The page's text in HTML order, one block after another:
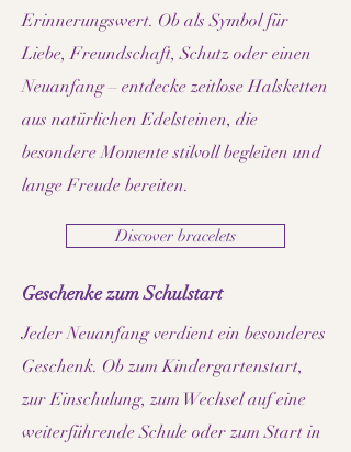
Erinnerungswert. Ob als Symbol für
Liebe, Freundschaft, Schutz oder einen
Neuanfang – entdecke zeitlose Halsketten
aus natürlichen Edelsteinen, die
besondere Momente stilvoll begleiten und
lange Freude bereiten.
Discover bracelets
Geschenke zum Schulstart
Jeder Neuanfang verdient ein besonderes
Geschenk. Ob zum Kindergartenstart,
zur Einschulung, zum Wechsel auf eine
weiterführende Schule oder zum Start in